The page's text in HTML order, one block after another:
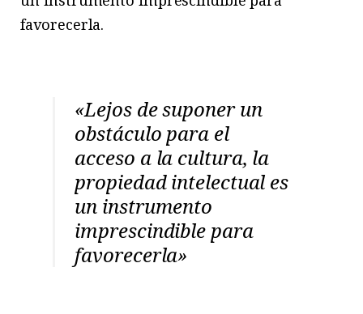
favorecerla.
«Lejos de suponer un
obstáculo para el
acceso a la cultura, la
propiedad intelectual es
un instrumento
imprescindible para
favorecerla»